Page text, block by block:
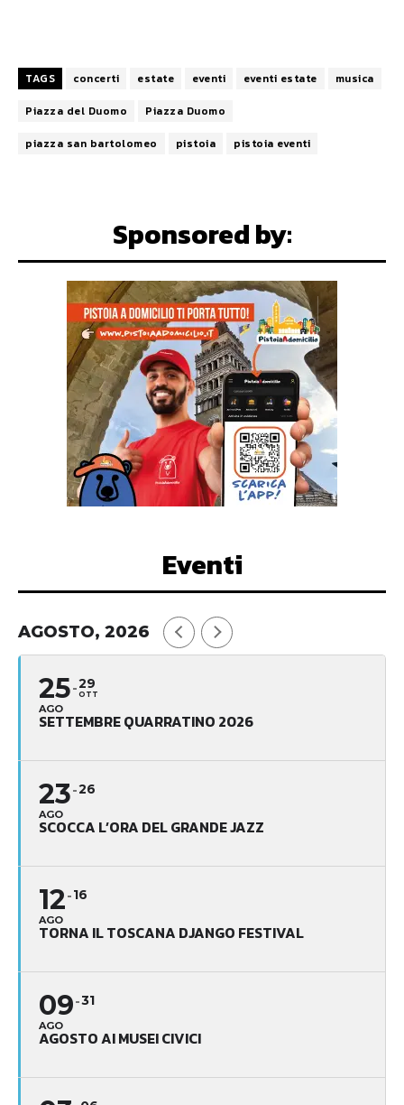
TAGS concerti estate eventi eventi estate
musica
Piazza del Duomo
Piazza Duomo
piazza san bartolomeo
pistoia pistoia eventi
Sponsored by:
Eventi
AGOSTO, 2026
25
AGO
29
OTT
SETTEMBRE QUARRATINO 2026
23
AGO
26
SCOCCA L’ORA DEL GRANDE JAZZ
12
AGO
16
TORNA IL TOSCANA DJANGO FESTIVAL
09
AGO
31
AGOSTO AI MUSEI CIVICI